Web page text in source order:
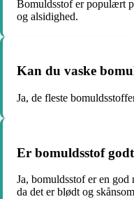
Bomuldsstof er populært
og alsidighed.
Kan du vaske
Ja, de fleste
Er bomuldsstof
Ja, bomuldsstof er en
da det er blødt og